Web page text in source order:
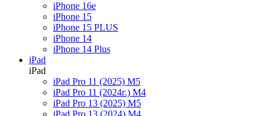
iPhone 16e
iPhone 15
iPhone 15 PLUS
iPhone 14
iPhone 14 Plus
iPad
iPad
iPad Pro 11 (2025) M5
iPad Pro 11 (2024г.) M4
iPad Pro 13 (2025) M5
iPad Pro 13 (2024) M4